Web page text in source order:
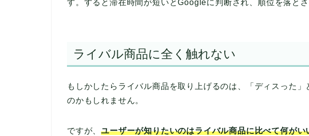
す。すると滞在時間が短いとGoogleに判断され、順位を落とさ
ライバル商品に全く触れない
もしかしたらライバル商品を取り上げるのは、「ディスった
のかもしれません。
ですが、ユーザーが知りたいのはライバル商品に比べて何が